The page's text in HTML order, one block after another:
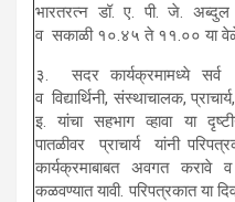
भारतरत्न डॉ. ए. पी. जे.
व सकाळी १०.४५ ते ११.०० या
३. सदर कार्यक्रमामध्ये सर्व
व विद्यार्थिनी, संस्‍थाचालक,
इ. यांचा सहभाग व्हावा या
पातळीवर प्राचार्य यांनी
कार्यक्रमाबाबत अवगत करावे
कळवण्यात यावी. परिपत्रकात या